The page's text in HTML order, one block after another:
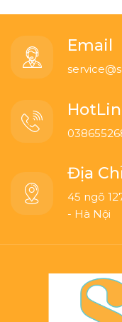
Email
Địa
45 ngõ
- Hà Nội